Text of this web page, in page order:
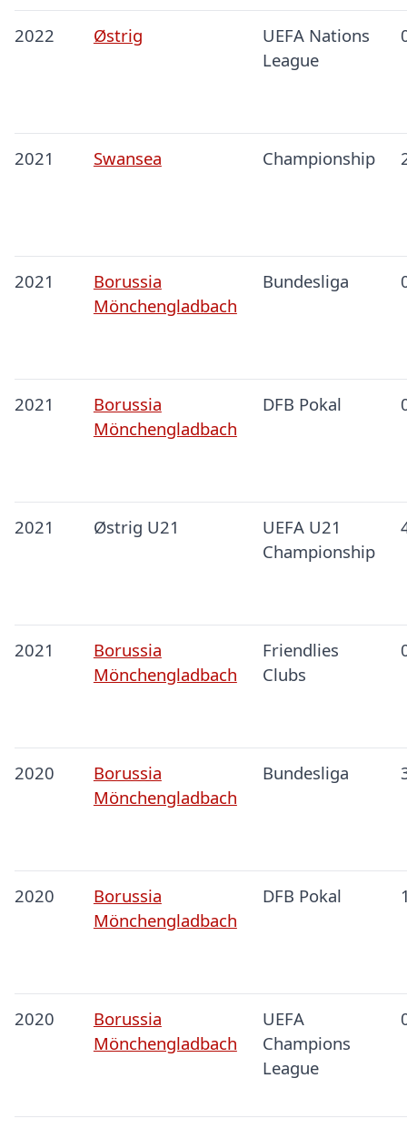
2022 Østrig
UEFA Nations
League
2021 Swansea Championship
2021
Borussia
Mönchengladbach
Bundesliga
2021
Borussia
Mönchengladbach
DFB Pokal
2021 Østrig U21
UEFA U21
Championship
2021
Borussia
Mönchengladbach
Friendlies
Clubs
2020
Borussia
Mönchengladbach
Bundesliga
2020
Borussia
Mönchengladbach
DFB Pokal
2020
Borussia
Mönchengladbach
UEFA
Champions
League